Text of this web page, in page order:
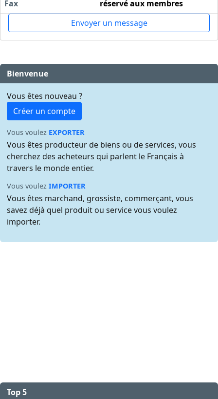
Fax
réservé aux membres
Envoyer un message
Bienvenue
Vous êtes nouveau ?
Créer un compte
Vous voulez EXPORTER
Vous êtes producteur de biens ou de services, vous
cherchez des acheteurs qui parlent le Français à
travers le monde entier.
Vous voulezIMPORTER
Vous êtes marchand, grossiste, commerçant, vous
savez déjà quel produit ou service vous voulez
importer.
Top 5